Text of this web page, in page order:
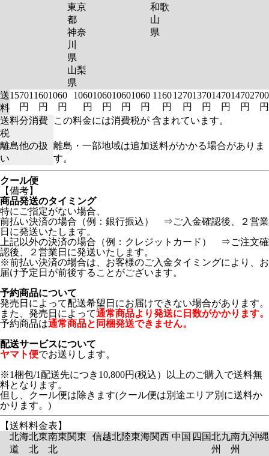
東京
都
神奈
川
県
山梨
県
和歌
山
県
送
料
1570
円
1160
円
1060
円
1060
円
1060
円
1060
円
1060
円
1160
円
1270
円
1370
円
1470
円
1470
円
2700
円
送料分消費
税
この料金には消費税が 含まれています。
離島他の扱
い
離島・一部地域は追加送料がかかる場合がありま
す。
クール便
【備考】
商品発送のタイミング
特にご指定がない場合、
前払い決済の場合（例：銀行振込） ⇒ご入金確認後、２営業
日に発送いたします。
上記以外の決済の場合（例：クレジットカード） ⇒ご注文確
認後、２営業日に発送いたします。
※前払い決済の場合は、お客様のご入金タイミングにより、お
届け予定日が前後することがございます。
予約商品について
発売日によって配送希望日にお届けできない場合があります。
また、発売日によって通常商品より発送に日数がかかります。
予約商品は通常商品と同梱発送できません。
配送サービスについて
ヤマト便でお送りします。
※1梱包/1配送先につき10,800円(税込）以上のご購入で送料無
料となります。
但し、クール便は除きます(クール便は別途エリア別に送料か
かります。)
【送料料金表】
北海
道
北東
北
南東
北
関東 信越北陸東海関西 中国 四国北九
州
南九
州
沖縄